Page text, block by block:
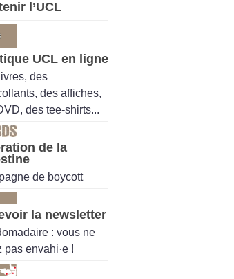
l’UCL
UCL en ligne
des
des affiches,
des tee-shirts...
de la
de boycott
la newsletter
: vous ne
pas envahi·e !